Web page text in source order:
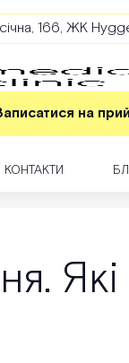
166, ЖК
на
КОНТАКТИ
Які